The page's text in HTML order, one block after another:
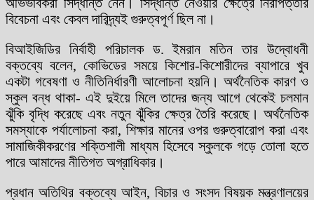
বিবেচনা এবং কেবল দারিদ্র্যই গুরুত্বপূর্ণ ছিল না।
বিআইজিডির নির্বাহী পরিচালক ড. ইমরান মতিন তার উদ্বোধনী
বক্তব্যে বলেন, কোভিডের সময়ে কিশোর-কিশোরীদের ব্যাপারে খুব
একটা গবেষণা ও নীতিনির্ধারণী আলোচনা হয়নি। অর্থনৈতিক কারণ ও
স্কুল বন্ধ থাকা- এই দুইয়ে মিলে তাদের জন্য আগে থেকেই চলমান
ঝুঁকি বৃদ্ধি করেছে এবং নতুন ঝুঁকির ক্ষেত্র তৈরি করেছে। অর্থনৈতিক
সমস্যাকে পর্যালোচনা করা, শিক্ষার মানের ওপর গুরুত্বারোপ করা এবং
সামাজিকীকরণের শক্তিশালী মাধ্যম হিসেবে স্কুলকে গড়ে তোলা হতে
পারে আমাদের নীতিগত অগ্রাধিকার।
প্রধান অতিথির বক্তব্যে আইন, বিচার ও সংসদ বিষয়ক মন্ত্রণালয়ের